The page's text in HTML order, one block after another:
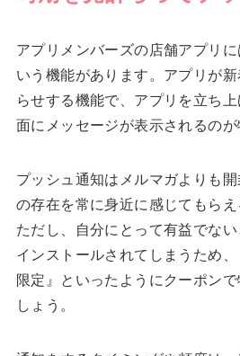
アプリメンバーズの店舗アプリ
いう機能があります。アプリが
らせする機能で、アプリを立ち
面にメッセージが表示されるのが
プッシュ通知はメルマガよりも
の存在を常に身近に感じてもらえ
ただし、自分にとって有益でな
インストールされてしまうため
限定』といったようにクーポン
しょう。